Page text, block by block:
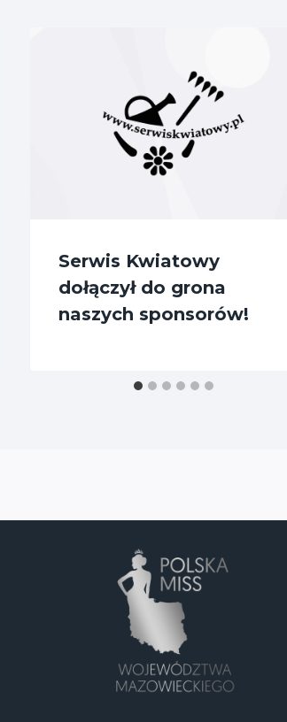
Serwis Kwiatowy
dołączył do grona
naszych sponsorów!